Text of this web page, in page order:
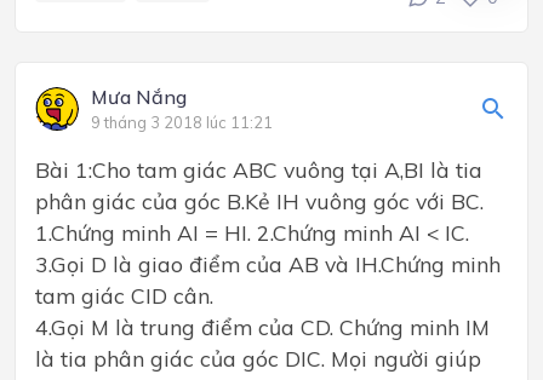
Mưa Nắng
9 tháng 3 2018 lúc 11:21
Bài 1:Cho tam giác ABC vuông tại A,BI là tia
phân giác của góc B.Kẻ IH vuông góc với BC.
1.Chứng minh AI = HI. 2.Chứng minh AI < IC.
3.Gọi D là giao điểm của AB và IH.Chứng minh
tam giác CID cân.
4.Gọi M là trung điểm của CD. Chứng minh IM
là tia phân giác của góc DIC. Mọi người giúp